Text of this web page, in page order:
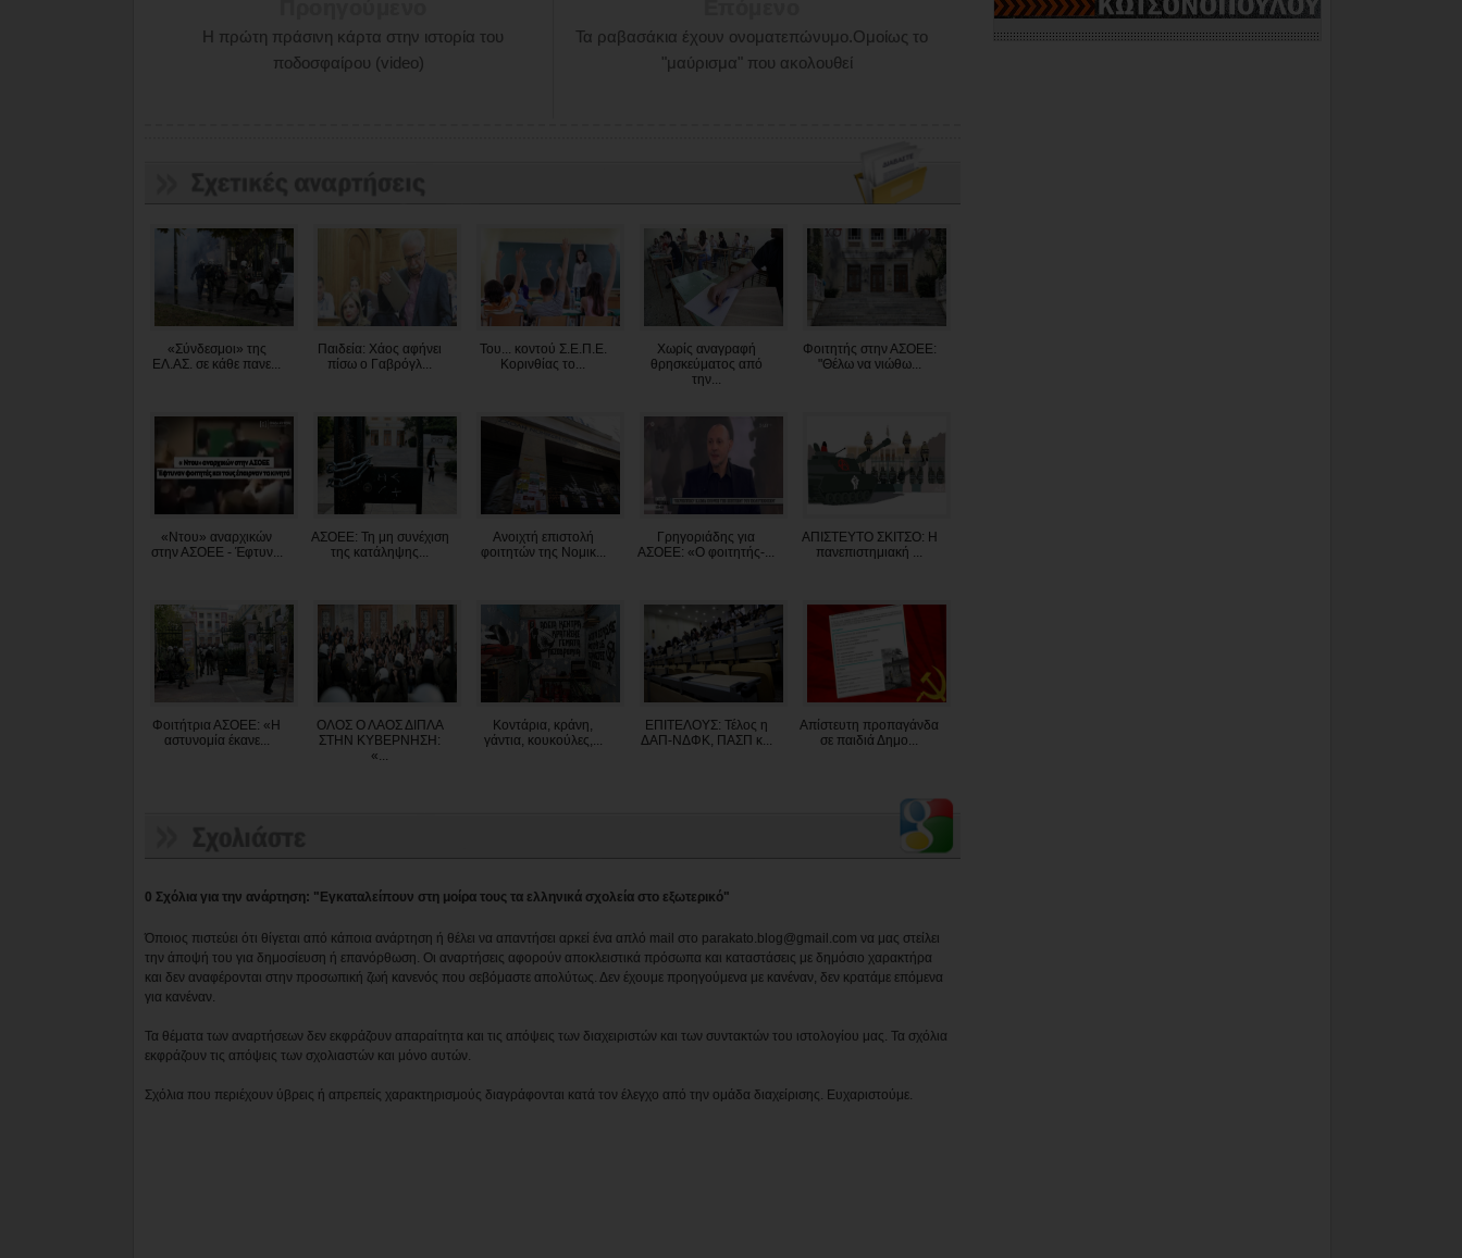
Τα ραβασάκια έχουν ονοματεπώνυμο.Ομοίως το
"μαύρισμα" που ακολουθεί
Η πρώτη πράσινη κάρτα στην ιστορία του
ποδοσφαίρου (video)
«Σύνδεσμοι» της
ΕΛ.ΑΣ. σε κάθε πανε...
Παιδεία: Χάος αφήνει
πίσω ο Γαβρόγλ...
Του... κοντού Σ.Ε.Π.Ε.
Κορινθίας το...
Χωρίς αναγραφή
θρησκεύματος από
την...
Φοιτητής στην ΑΣΟΕΕ:
"Θέλω να νιώθω...
«Ντου» αναρχικών
στην ΑΣΟΕΕ - Έφτυν...
ΑΣΟΕΕ: Τη μη συνέχιση
της κατάληψης...
Ανοιχτή επιστολή
φοιτητών της Νομικ...
Γρηγοριάδης για
ΑΣΟΕΕ: «Ο φοιτητής-...
ΑΠΙΣΤΕΥΤΟ ΣΚΙΤΣΟ: Η
πανεπιστημιακή ...
Φοιτήτρια ΑΣΟΕΕ: «Η
αστυνομία έκανε...
ΟΛΟΣ Ο ΛΑΟΣ ΔΙΠΛΑ
ΣΤΗΝ ΚΥΒΕΡΝΗΣΗ:
«...
Kοντάρια, κράνη,
γάντια, κουκούλες,...
ΕΠΙΤΕΛΟΥΣ: Τέλος η
ΔΑΠ-ΝΔΦΚ, ΠΑΣΠ κ...
Απίστευτη προπαγάνδα
σε παιδιά Δημο...
0 Σχόλια για την ανάρτηση: "Εγκαταλείπουν στη μοίρα τους τα ελληνικά σχολεία στο εξωτερικό"
Όποιος πιστεύει ότι θίγεται από κάποια ανάρτηση ή θέλει να απαντήσει αρκεί ένα απλό mail στο parakato.blog@gmail.com να μας στείλει
την άποψή του για δημοσίευση ή επανόρθωση. Οι αναρτήσεις αφορούν αποκλειστικά πρόσωπα και καταστάσεις με δημόσιο χαρακτήρα
και δεν αναφέρονται στην προσωπική ζωή κανενός που σεβόμαστε απολύτως. Δεν έχουμε προηγούμενα με κανέναν, δεν κρατάμε επόμενα
για κανέναν.
Τα θέματα των αναρτήσεων δεν εκφράζουν απαραίτητα και τις απόψεις των διαχειριστών και των συντακτών του ιστολογίου μας. Τα σχόλια
εκφράζουν τις απόψεις των σχολιαστών και μόνο αυτών.
Σχόλια που περιέχουν ύβρεις ή απρεπείς χαρακτηρισμούς διαγράφονται κατά τον έλεγχο από την ομάδα διαχείρισης. Ευχαριστούμε.